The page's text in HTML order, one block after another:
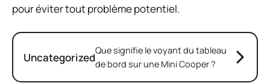
pour éviter tout problème potentiel.
UncategorizedQue signifie le voyant du tableau
de bord sur une Mini Cooper ?